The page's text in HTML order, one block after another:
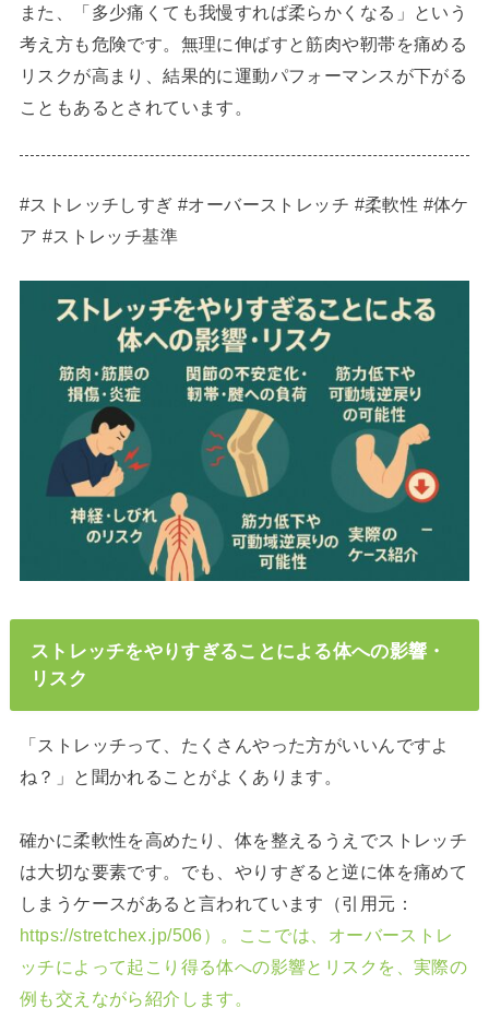
また、「多少痛くても我慢すれば柔らかくなる」という
考え方も危険です。無理に伸ばすと筋肉や靭帯を痛める
リスクが高まり、結果的に運動パフォーマンスが下がる
こともあるとされています。
#ストレッチしすぎ #オーバーストレッチ #柔軟性 #体ケ
ア #ストレッチ基準
ストレッチをやりすぎることによる体への影響・
リスク
「ストレッチって、たくさんやった方がいいんですよ
ね？」と聞かれることがよくあります。
確かに柔軟性を高めたり、体を整えるうえでストレッチ
は大切な要素です。でも、やりすぎると逆に体を痛めて
しまうケースがあると言われています（引用元：
https://stretchex.jp/506）。ここでは、オーバーストレ
ッチによって起こり得る体への影響とリスクを、実際の
例も交えながら紹介します。